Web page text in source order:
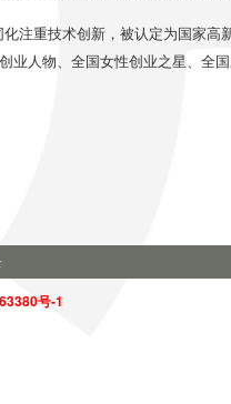
重技术创新，被认定为国家高新
业人物、全国女性创业之星、全
号-1